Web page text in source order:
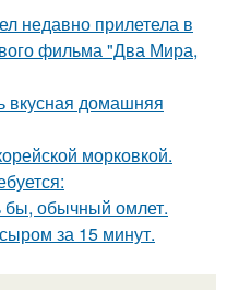
недавно прилетела в
фильма "Два Мира,
вкусная домашняя
морковкой.
бы, обычный омлет.
за 15 минут.